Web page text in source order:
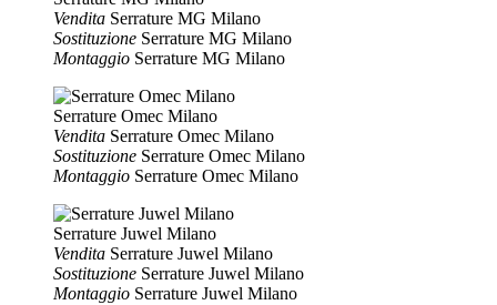
Vendita Serrature MG Milano
Sostituzione Serrature MG Milano
Montaggio Serrature MG Milano
Serrature Omec Milano
Vendita Serrature Omec Milano
Sostituzione Serrature Omec Milano
Montaggio Serrature Omec Milano
Serrature Juwel Milano
Vendita Serrature Juwel Milano
Sostituzione Serrature Juwel Milano
Montaggio Serrature Juwel Milano